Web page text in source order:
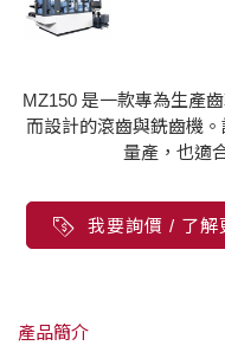
MZ150 是一款專為生產
而設計的滾齒與銑齒機
量產，也適
我要詢價 / 了解
產品簡介